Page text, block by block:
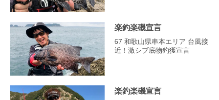
楽釣楽磯宣言
67 和歌山県串本エリア 台風接
近！激シブ底物釣獲宣言
楽釣楽磯宣言